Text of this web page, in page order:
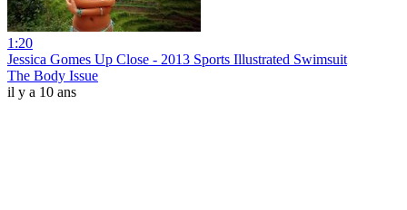
1:20
Jessica Gomes Up Close - 2013 Sports Illustrated Swimsuit
The Body Issue
il y a 10 ans